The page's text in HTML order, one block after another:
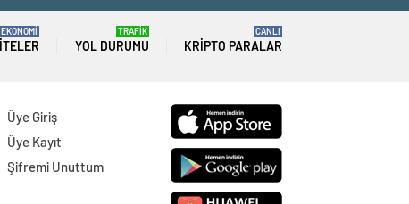
EKONOMİ
YOL DURUMU
TRAFİK
KRIPTO PARALAR
CANLI
Üye Giriş
Üye Kayıt
Şifremi Unuttum